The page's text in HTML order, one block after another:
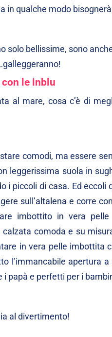
in qualche modo
solo bellissime, sono
con le inblu
al mare, cosa c’è di
comodi, ma essere
leggerissima suola in
i piccoli di casa. Ed
sull’altalena e corre
imbottito in vera
calzata comoda e su
in vera pelle imbottita
l’immancabile apertura
i papà e perfetti per i
al divertimento!